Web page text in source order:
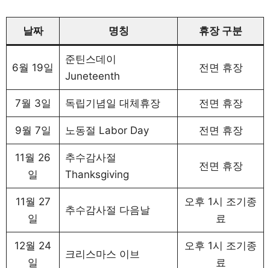
날짜 명칭 휴장 구분
6월 19일
준틴스데이
Juneteenth
전면 휴장
7월 3일 독립기념일 대체휴장 전면 휴장
9월 7일 노동절 Labor Day 전면 휴장
11월 26
일
추수감사절
Thanksgiving
전면 휴장
11월 27
일
추수감사절 다음날
오후 1시 조기종
료
12월 24
일
크리스마스 이브
오후 1시 조기종
료